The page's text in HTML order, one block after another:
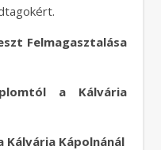
Felmagasztalása
a Kálvária
Kálvária Kápolnánál